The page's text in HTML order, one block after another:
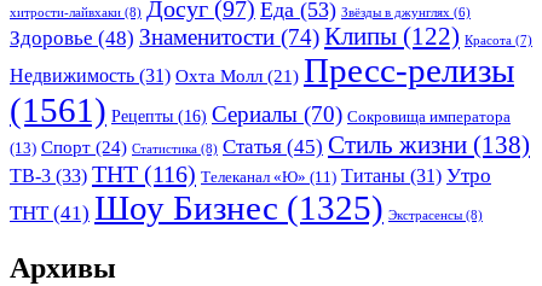
хитрости-лайвхаки (8) Досуг (97) Еда (53) Звёзды в джунглях (6)
Здоровье (48) Знаменитости (74)Клипы (122) Красота (7)
Недвижимость (31) Охта Молл (21) Пресс-релизы
(1561) Рецепты (16) Сериалы (70) Сокровища императора
(13) Спорт (24) Статистика (8) Статья (45) Стиль жизни (138)
ТВ-3 (33) ТНТ (116) Телеканал «Ю» (11) Титаны (31) Утро
ТНТ(41) Шоу Бизнес (1325) Экстрасенсы (8)
Архивы